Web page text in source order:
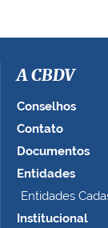
i
a
e
o
t
a
A CBDV
Conselhos
Contato
Documentos
Entidades
Entidades
Institucional